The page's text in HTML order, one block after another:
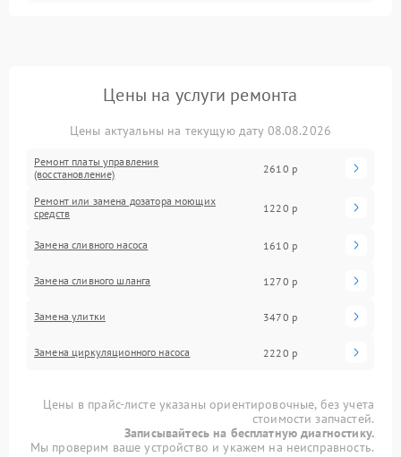
Цены на услуги ремонта
Цены актуальны на текущую дату 08.08.2026
Ремонт платы управления
(восстановление)
2610 р
Ремонт или замена дозатора моющих
средств
1220 р
Замена сливного насоса 1610 р
Замена сливного шланга 1270 р
Замена улитки 3470 р
Замена циркуляционного насоса 2220 р
Цены в прайс-листе указаны ориентировочные, без учета
стоимости запчастей.
Записывайтесь на бесплатную диагностику.
Мы проверим ваше устройство и укажем на неисправность.